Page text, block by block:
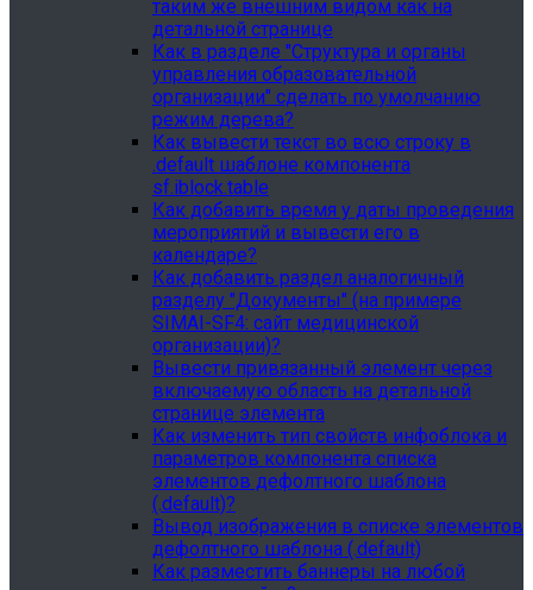
таким же внешним видом как на
детальной странице
Как в разделе "Структура и органы
управления образовательной
организации" сделать по умолчанию
режим дерева?
Как вывести текст во всю строку в
.default шаблоне компонента
sf.iblock.table
Как добавить время у даты проведения
мероприятий и вывести его в
календаре?
Как добавить раздел аналогичный
разделу "Документы" (на примере
SIMAI-SF4: сайт медицинской
организации)?
Вывести привязанный элемент через
включаемую область на детальной
странице элемента
Как изменить тип свойств инфоблока и
параметров компонента списка
элементов дефолтного шаблона
(.default)?
Вывод изображения в списке элементов
дефолтного шаблона (.default)
Как разместить баннеры на любой